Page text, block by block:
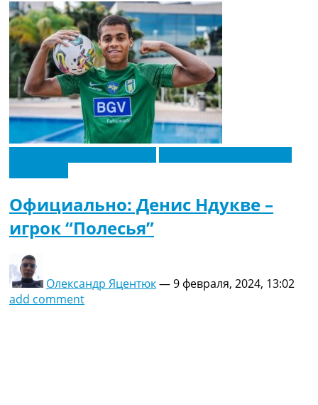
Официально: Денис Ндукве –
игрок “Полесья”
Олександр Яцентюк—9 февраля, 2024, 13:02
add comment